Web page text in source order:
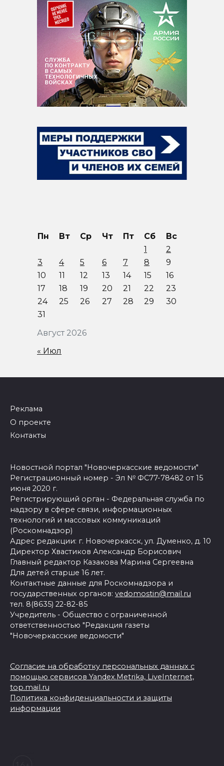
Август 2026
Пн Вт Ср Чт Пт Сб
Вс
1
2
3
4 5 6 7 8
9
10
11 12 13 14 15
16
17
18 19 20 21 22
23
24
25 26 27 28 29
30
31
« Июл
Реклама
О проекте
Контакты
Новостной портал "Новочеркасские ведомости"
Регистрационный номер - Эл № ФС77-78482 от 15
июня 2020 г.
Регистрирующий орган - Федеральная служба по
надзору в сфере связи, информационных
технологий и массовых коммуникаций
(Роскомнадзор)
Адрес редакции: г. Новочеркасск, ул. Думенко, д. 10
Директор Хвастиков Александр Борисович
Главный редактор Казакова Марина Сергеевна
Для детей старше 16 лет.
Контактные данные для Роскомнадзора и
государственных органов: vedomostin@mail.ru
тел. 8(8635) 22-82-85
Учредитель - Общество с ограниченной
ответственностью "Редакция газеты
"Новочеркасские ведомости"
Согласие на обработку персональных данных с
помощью сервисов Yandex.Metrika, LiveInternet,
top.mail.ru
Политика конфиденциальности и защиты
информации